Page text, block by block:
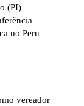
(PI)
no Peru
vereador